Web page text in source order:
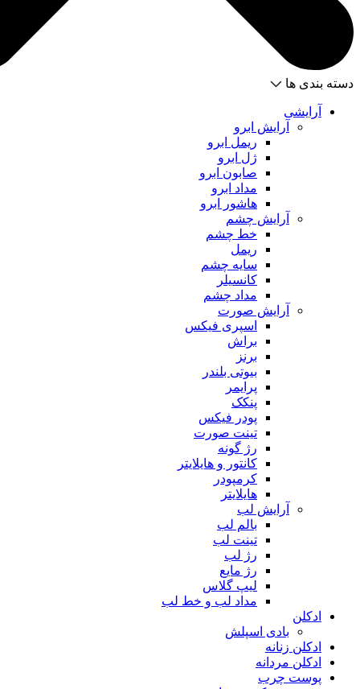
دسته بندی ها
آرایشی
آرایش ابرو
ریمل ابرو
ژل ابرو
صابون ابرو
مداد ابرو
هاشور ابرو
آرایش چشم
خط چشم
ریمل
سایه چشم
کانسیلر
مداد چشم
آرایش صورت
اسپری فیکس
براش
برنز
بیوتی بلندر
پرایمر
پنکک
پودر فیکس
تینت صورت
رژ گونه
کانتور و هایلایتر
کرمپودر
هایلایتر
آرایش لب
بالم لب
تینت لب
رژ لب
رژ مایع
لیپ گلاس
مداد لب و خط لب
ادکلن
بادی اسپلش
ادکلن زنانه
ادکلن مردانه
پوست چرب